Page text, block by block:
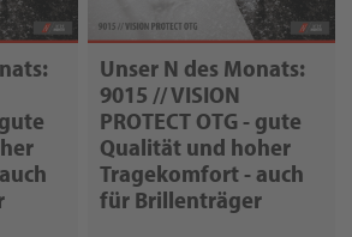
Unser N des Monats:
9015 // VISION
PROTECT OTG - gute
Qualität und hoher
Tragekomfort - auch
für Brillenträger